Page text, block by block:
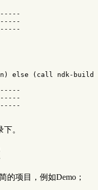
) else ( call ndk-build
。
的项目，例如Demo；